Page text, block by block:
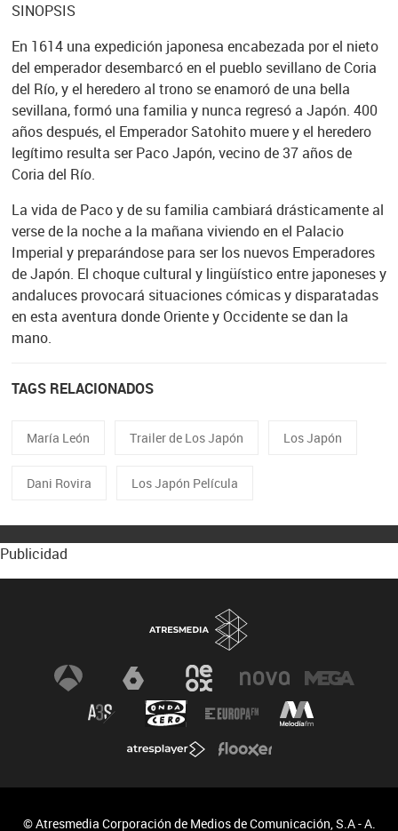
SINOPSIS
En 1614 una expedición japonesa encabezada por el nieto
del emperador desembarcó en el pueblo sevillano de Coria
del Río, y el heredero al trono se enamoró de una bella
sevillana, formó una familia y nunca regresó a Japón. 400
años después, el Emperador Satohito muere y el heredero
legítimo resulta ser Paco Japón, vecino de 37 años de
Coria del Río.
La vida de Paco y de su familia cambiará drásticamente al
verse de la noche a la mañana viviendo en el Palacio
Imperial y preparándose para ser los nuevos Emperadores
de Japón. El choque cultural y lingüístico entre japoneses y
andaluces provocará situaciones cómicas y disparatadas
en esta aventura donde Oriente y Occidente se dan la
mano.
TAGS RELACIONADOS
María León Trailer de Los Japón Los Japón
Dani Rovira Los Japón Película
Publicidad
© Atresmedia Corporación de Medios de Comunicación, S.A - A.